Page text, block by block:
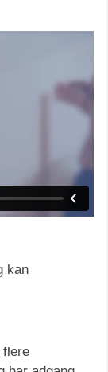
kan
flere